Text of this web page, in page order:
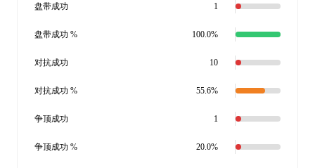
盘带成功 1
盘带成功 % 100.0%
对抗成功 10
对抗成功 % 55.6%
争顶成功 1
争顶成功 % 20.0%